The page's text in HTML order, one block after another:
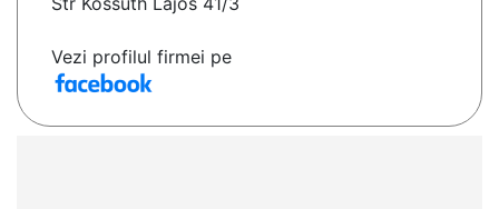
Vezi profilul firmei pe